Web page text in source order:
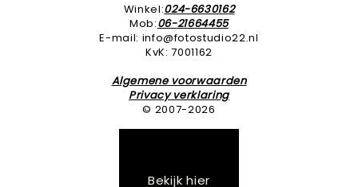
Winkel:024-6630162
Mob:06-21664455
E-mail: info@fotostudio22.nl
KvK: 7001162
Algemene voorwaarden
Privacy verklaring
© 2007-2026
Bekijk hier